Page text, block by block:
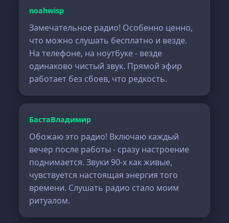
noahwisp
Замечательное радио! Особенно ценно,
что можно слушать бесплатно и везде.
На телефоне, на ноутбуке - везде
одинаково чистый звук. Прямой эфир
работает без сбоев, что редкость.
БастаВладимир
Обожаю это радио! Включаю каждый
вечер после работы - сразу настроение
поднимается. Звуки 90-х как живые,
чувствуется настоящая энергия того
времени. Слушать радио стало моим
ритуалом.